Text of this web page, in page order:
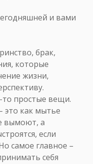
и вами
брак,
которые
жизни,
простые вещи.
это как мытье
вымоют, а
если
самое главное –
себя